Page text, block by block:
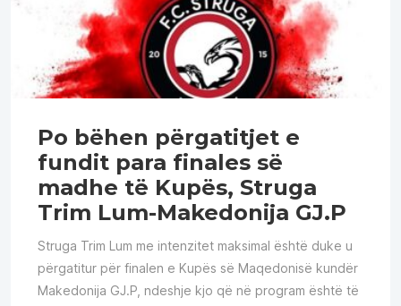
Po bëhen përgatitjet e
fundit para finales së
madhe të Kupës, Struga
Trim Lum-Makedonija GJ.P
Struga Trim Lum me intenzitet maksimal është duke u
përgatitur për finalen e Kupës së Maqedonisë kundër
Makedonija GJ.P, ndeshje kjo që në program është të